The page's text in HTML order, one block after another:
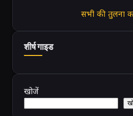
सभी की तुलना
शीर्ष गाइड
खोजें